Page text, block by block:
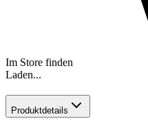
Im Store finden
Laden...
Produktdetails